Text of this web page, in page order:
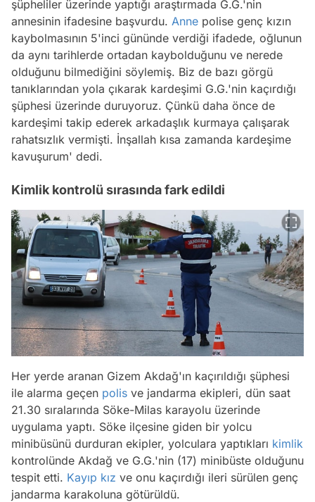
şüpheliler üzerinde yaptığı araştırmada G.G.'nin
annesinin ifadesine başvurdu. Anne polise genç kızın
kaybolmasının 5'inci gününde verdiği ifadede, oğlunun
da aynı tarihlerde ortadan kaybolduğunu ve nerede
olduğunu bilmediğini söylemiş. Biz de bazı görgü
tanıklarından yola çıkarak kardeşimi G.G.'nin kaçırdığı
şüphesi üzerinde duruyoruz. Çünkü daha önce de
kardeşimi takip ederek arkadaşlık kurmaya çalışarak
rahatsızlık vermişti. İnşallah kısa zamanda kardeşime
kavuşurum' dedi.
Kimlik kontrolü sırasında fark edildi
Her yerde aranan Gizem Akdağ'ın kaçırıldığı şüphesi
ile alarma geçen polis ve jandarma ekipleri, dün saat
21.30 sıralarında Söke-Milas karayolu üzerinde
uygulama yaptı. Söke ilçesine giden bir yolcu
minibüsünü durduran ekipler, yolculara yaptıkları kimlik
kontrolünde Akdağ ve G.G.'nin (17) minibüste olduğunu
tespit etti. Kayıp kız ve onu kaçırdığı ileri sürülen genç
jandarma karakoluna götürüldü.
Video
Test